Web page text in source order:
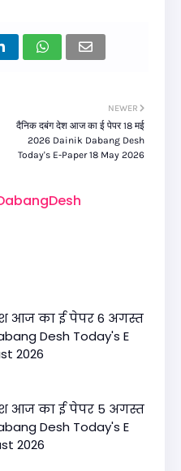
NEWER
दैनिक दबंग देश आज का ई पेपर 18 मई
2026 Dainik Dabang Desh
Today's E-Paper 18 May 2026
आज का ई पेपर 6 अगस्त
Desh Today's E
2026
आज का ई पेपर 5 अगस्त
Desh Today's E
2026